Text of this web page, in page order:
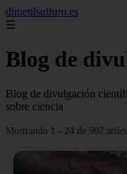
dimetilsulfuro.es
☰
Blog de
Blog de divulgación
sobre ciencia
Mostrando 1 - 24 de 907